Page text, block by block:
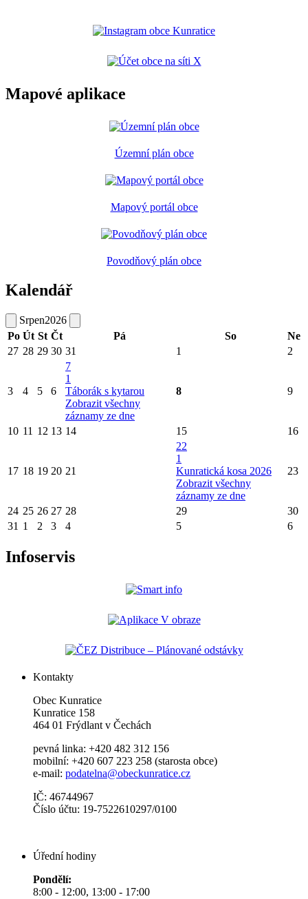
Mapové aplikace
Územní plán obce
Mapový portál obce
Povodňový plán obce
Kalendář
Srpen2026
Po Út St Čt Pá So
Ne
27 28 29 30 31 1 2
3 4 5 6
7
1
Táborák s kytarou
Zobrazit všechny
záznamy ze dne
8 9
10 11 12 13 14 15 16
17 18 19 20 21
22
1
Kunratická kosa 2026
Zobrazit všechny
záznamy ze dne
23
24 25 26 27 28 29
30
31 1 2 3 4 5 6
Infoservis
Kontakty
Obec Kunratice
Kunratice 158
464 01 Frýdlant v Čechách
pevná linka: +420 482 312 156
mobilní: +420 607 223 258 (starosta obce)
e-mail: podatelna@obeckunratice.cz
IČ: 46744967
Číslo účtu: 19-7522610297/0100
Úřední hodiny
Pondělí:
8:00 - 12:00, 13:00 - 17:00